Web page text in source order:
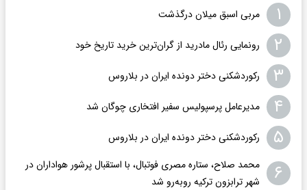
۱ مربی اسبق میلان درگذشت
۲ رونمایی رئال مادرید از گران‌ترین خرید تاریخ خود
۳ رکوردشکنی دختر دونده ایران در بلاروس
۴ مدیرعامل پرسپولیس سفیر افتخاری چوگان شد
۵ رکوردشکنی دختر دونده ایران در بلاروس
۶
محمد صلاح، ستاره مصری فوتبال، با استقبال پرشور هواداران در
شهر ترابزون ترکیه روبه‌رو شد